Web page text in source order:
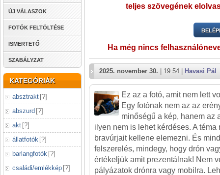
ÚJ VÁLASZOK
FOTÓK FELTÖLTÉSE
ISMERTETŐ
SZABÁLYZAT
KATEGÓRIÁK
absztrakt [?]
abszurd [?]
akt [?]
állatfotók [?]
barlangfotók [?]
családi/emlékkép [?]
teljes szövegének
Ha még nincs
2025. november 30. | 19:54 | Havasi Pál
Ez az a fotó, amit nem lett
Egy fotónak nem az az
minőségű a kép, hanem az
ilyen nem is lehet kérdéses. A
bravúrjait kellene elemezni. És
felszerelés, mindegy, hogy drón
értékeljük amit prezentálnak! Nem
pályázatok drónra vagy mobilra.